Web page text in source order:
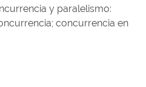
y paralelismo:
concurrencia en